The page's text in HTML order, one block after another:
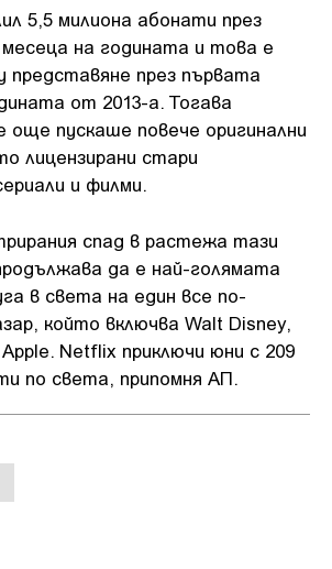
5,5 милиона абонати през
на годината и това е
представяне през първата
от 2013-а. Тогава
още пускаше повече оригинални
лицензирани стари
и филми.
спад в растежа тази
да е най-голямата
в света на един все по-
който включва Walt Disney,
Netflix приключи юни с 209
по света, припомня АП.